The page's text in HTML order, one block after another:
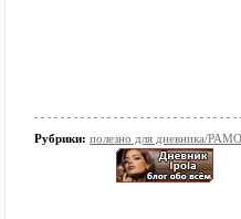
Рубрики: полезно для дневника/